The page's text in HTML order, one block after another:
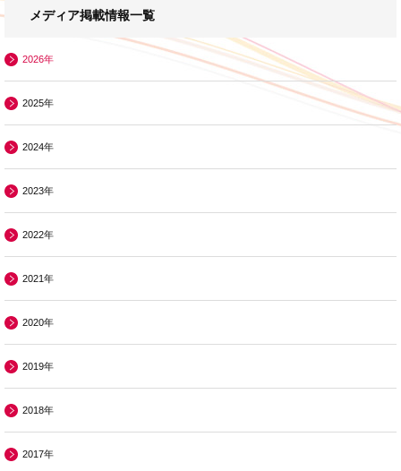
メディア掲載情報一覧
2026年
2025年
2024年
2023年
2022年
2021年
2020年
2019年
2018年
2017年